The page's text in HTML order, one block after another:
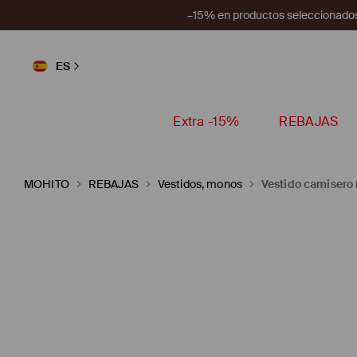
–15% en productos
ES
Extra -15% REBAJAS
MOHITO REBAJAS Vestidos, monos Vestido camisero